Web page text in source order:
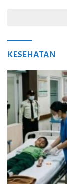
KESEHATAN